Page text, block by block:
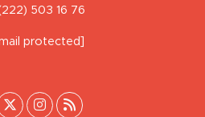
503 16 76
protected]